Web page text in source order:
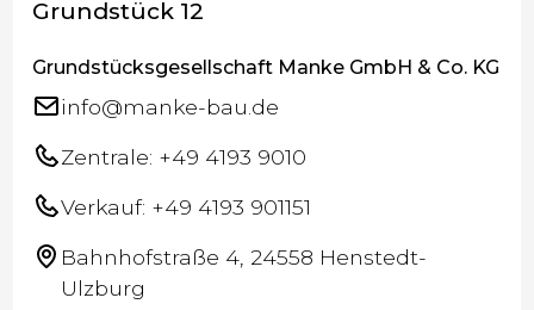
Grundstück 12
Grundstücksgesellschaft Manke GmbH & Co. KG
info@manke-bau.de
Zentrale: +49 4193 9010
Verkauf: +49 4193 901151
Bahnhofstraße 4, 24558 Henstedt-
Ulzburg